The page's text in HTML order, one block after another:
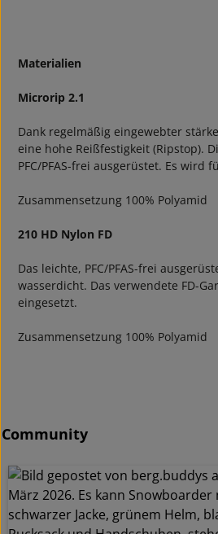
Materialien
Microrip 2.1
Dank regelmäßig eingewebter
eine hohe Reißfestigkeit (Ripstop).
PFC/PFAS-frei ausgerüstet. Es wird
Zusammensetzung 100% Polyamid
210 HD Nylon FD
Das leichte, PFC/PFAS-frei
wasserdicht. Das verwendete FD-
eingesetzt.
Zusammensetzung 100% Polyamid
Community